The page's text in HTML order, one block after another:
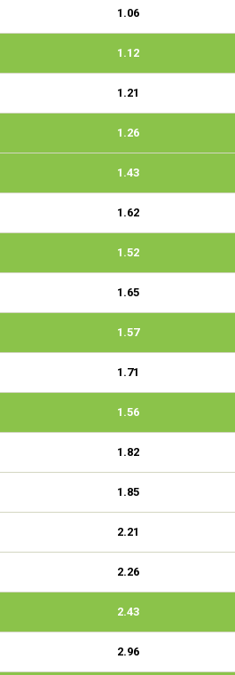
1.06
1.12
1.21
1.26
1.43
1.62
1.52
1.65
1.57
1.71
1.56
1.82
1.85
2.21
2.26
2.43
2.96